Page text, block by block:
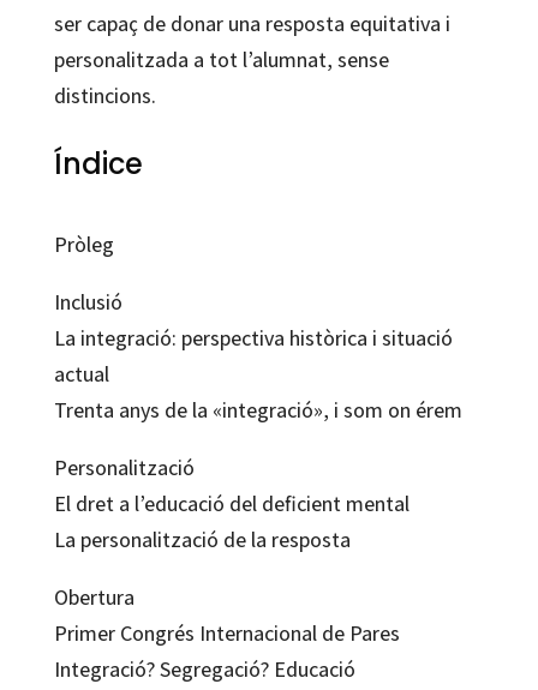
ser capaç de donar una resposta equitativa i
personalitzada a tot l’alumnat, sense
distincions.
Índice
Pròleg
Inclusió
La integració: perspectiva històrica i situació
actual
Trenta anys de la «integració», i som on érem
Personalització
El dret a l’educació del deficient mental
La personalització de la resposta
Obertura
Primer Congrés Internacional de Pares
Integració? Segregació? Educació